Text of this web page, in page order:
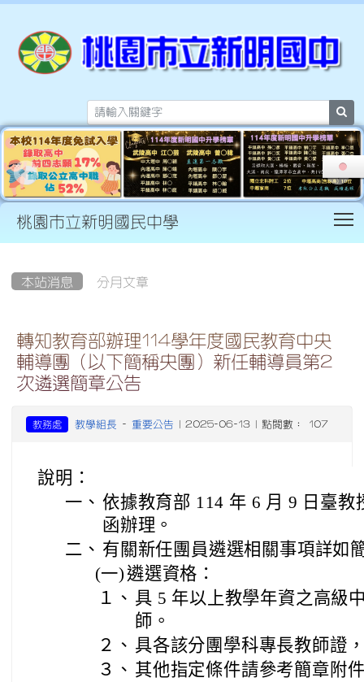
桃園市立新明國民中學
本站消息 分月文章
轉知教育部辦理114學年度國民教育中央
輔導團（以下簡稱央團）新任輔導員第2
次遴選簡章公告
教務處 教學組長 - 重要公告 | 2025-06-13 | 點閱數： 107
說明：
一、 依據教育部 114 年 6 月 9 日臺教
函辦理。
二、 有關新任團員遴選相關事項詳如
(一) 遴選資格：
１、 具 5 年以上教學年資之高級
師。
２、 具各該分團學科專長教師證
３、 其他指定條件請參考簡章附